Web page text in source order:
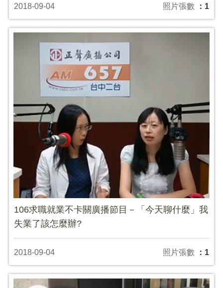
2018-09-04 照片張數 ：1
106求職就業不卡關廣播節目－「今天聊什麼」我
失業了該怎麼辦?
2018-09-04 照片張數 ：1